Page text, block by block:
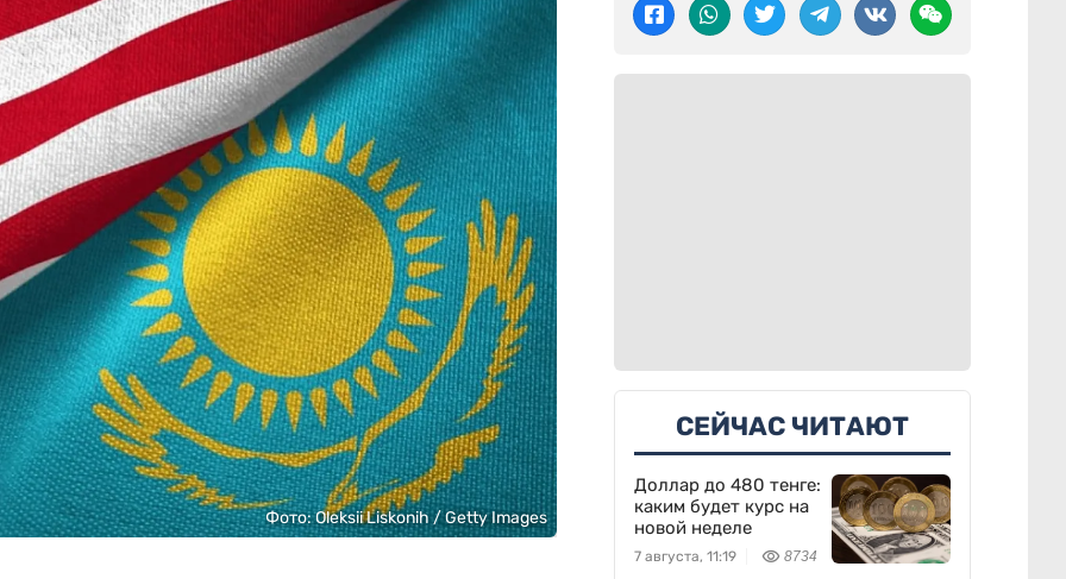
Фото: Oleksii Liskonih / Getty Images
СЕЙЧАС ЧИТАЮТ
Доллар до 480 тенге:
каким будет курс на
новой неделе
7 августа, 11:19 8734